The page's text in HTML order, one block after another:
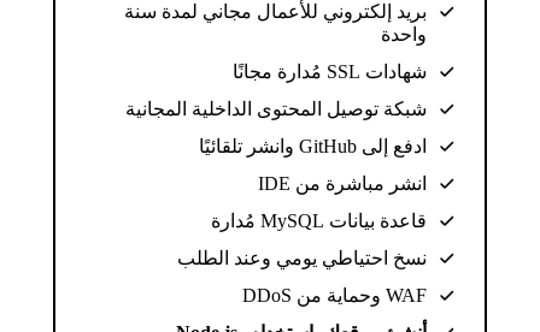
بريد إلكتروني للأعمال مجاني لمدة سنة
واحدة
شهادات SSL مُدارة مجانًا
شبكة توصيل المحتوى الداخلية المجانية
ادفع إلى GitHub وانشر تلقائيًا
انشر مباشرة من IDE
قاعدة بيانات MySQL مُدارة
نسخ احتياطي يومي وعند الطلب
WAF وحماية من DDoS